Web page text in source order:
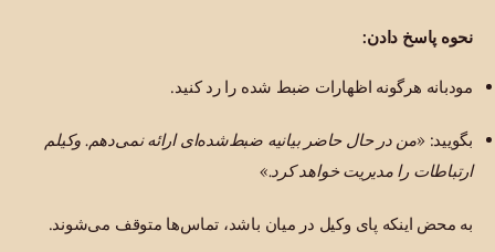
نحوه پاسخ دادن:
مودبانه هرگونه اظهارات ضبط شده را رد کنید.
بگویید: «من در حال حاضر بیانیه ضبط‌شده‌ای ارائه نمی‌دهم. وکیلم
ارتباطات را مدیریت خواهد کرد.»
به محض اینکه پای وکیل در میان باشد، تماس‌ها متوقف می‌شوند.